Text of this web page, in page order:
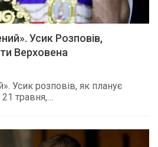
Усик Розповів,
Верховена
Усик розповів, як планує
травня,…